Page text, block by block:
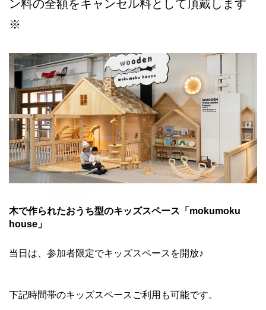
ン料の全額をキャンセル料として頂戴します
※
木で作られたおうち型のキッズスペース「mokumoku
house」
当日は、参加者限定でキッズスペースを開放♪
下記時間帯のキッズスペースご利用も可能です。